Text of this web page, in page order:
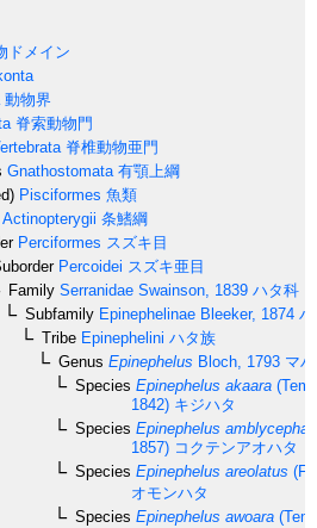
ドメイン
動物界
脊索動物門
脊椎動物亜門
Gnathostomata 有顎上綱
Pisciformes 魚類
Actinopterygii 条鰭綱
Perciformes スズキ目
Percoidei スズキ亜目
Family Serranidae Swainson, 1839 ハタ科
Subfamily Epinephelinae Bleeker, 1874
Tribe Epinephelini ハタ族
Genus Epinephelus Bloch, 1793 マ
Species Epinephelus akaara
1842) キジハタ
Species Epinephelus
1857) コクテンアオハタ
Species Epinephelus areolatus
オモンハタ
Species Epinephelus awoara